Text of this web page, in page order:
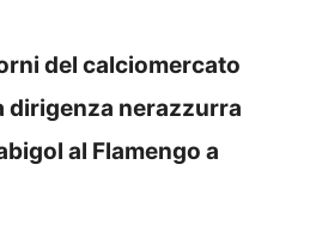
del calciomercato
dirigenza nerazzurra
al Flamengo a